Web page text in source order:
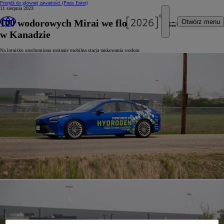
Przejdź do głównej zawartości (Press Enter)
Otwórz menu
11 sierpnia 2023
100 wodorowych Mirai we flocie lotniska Edmonton
w Kanadzie
Na lotnisku uruchomiona zostanie mobilna stacja tankowania wodoru